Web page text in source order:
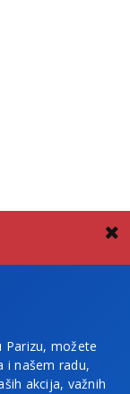
Parizu, možete
i našem radu,
akcija, važnih